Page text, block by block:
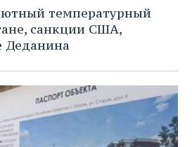
температурный
санкции США,
Деданина